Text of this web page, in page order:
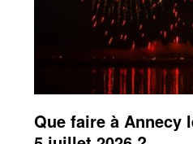
Que faire à Annecy